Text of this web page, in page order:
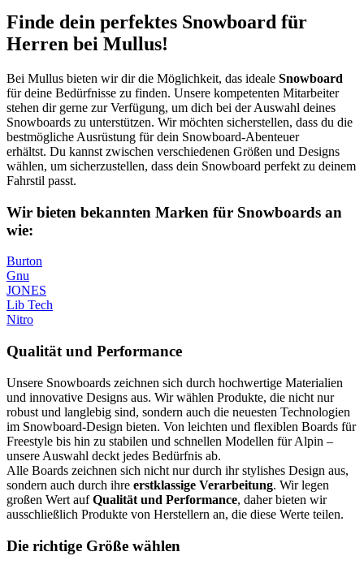
Finde dein perfektes Snowboard für
Herren bei Mullus!
Bei Mullus bieten wir dir die Möglichkeit, das ideale Snowboard
für deine Bedürfnisse zu finden. Unsere kompetenten Mitarbeiter
stehen dir gerne zur Verfügung, um dich bei der Auswahl deines
Snowboards zu unterstützen. Wir möchten sicherstellen, dass du die
bestmögliche Ausrüstung für dein Snowboard-Abenteuer
erhältst. Du kannst zwischen verschiedenen Größen und Designs
wählen, um sicherzustellen, dass dein Snowboard perfekt zu deinem
Fahrstil passt.
Wir bieten bekannten Marken für Snowboards an
wie:
Burton
Gnu
JONES
Lib Tech
Nitro
Qualität und Performance
Unsere Snowboards zeichnen sich durch hochwertige Materialien
und innovative Designs aus. Wir wählen Produkte, die nicht nur
robust und langlebig sind, sondern auch die neuesten Technologien
im Snowboard-Design bieten. Von leichten und flexiblen Boards für
Freestyle bis hin zu stabilen und schnellen Modellen für Alpin –
unsere Auswahl deckt jedes Bedürfnis ab.
Alle Boards zeichnen sich nicht nur durch ihr stylishes Design aus,
sondern auch durch ihre erstklassige Verarbeitung. Wir legen
großen Wert aufQualität und Performance, daher bieten wir
ausschließlich Produkte von Herstellern an, die diese Werte teilen.
Die richtige Größe wählen